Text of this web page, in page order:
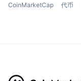
CoinMarketCap 代币